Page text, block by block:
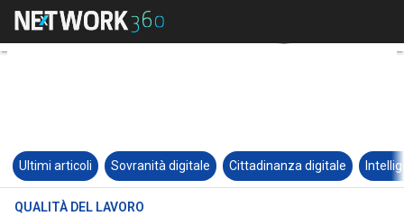
Ultimi articoli Sovranità digitale Cittadinanza digitale
QUALITÀ DEL LAVORO